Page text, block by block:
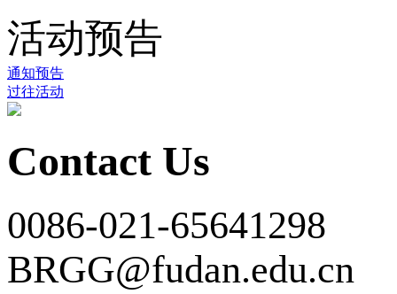
活动预告
通知预告
过往活动
Contact Us
0086-021-65641298
BRGG@fudan.edu.cn